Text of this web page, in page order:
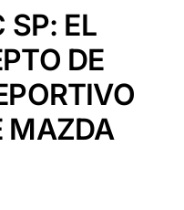
SP: EL
DE
MAZDA